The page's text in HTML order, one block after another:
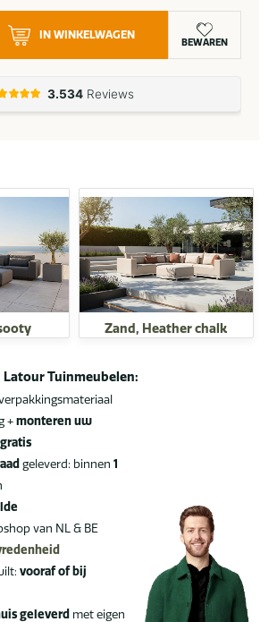
IN WINKELWAGEN
BEWAREN
Zand, Heather chalk
Latour Tuinmeubelen:
+monteren uw
geleverd: binnen 1
van NL & BE
vooraf of bij
geleverd met eigen